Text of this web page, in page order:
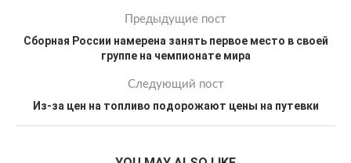
Предыдущие пост
Сборная России намерена занять первое место в своей
группе на чемпионате мира
Следующий пост
Из-за цен на топливо подорожают цены на путевки